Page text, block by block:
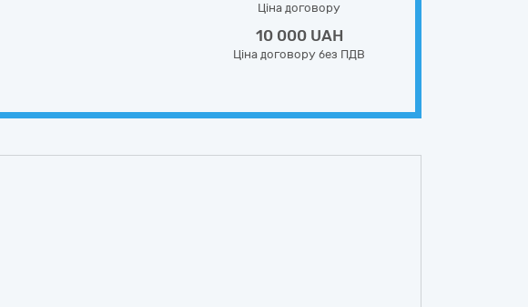
Ціна договору
10 000 UAH
Ціна договору без ПДВ